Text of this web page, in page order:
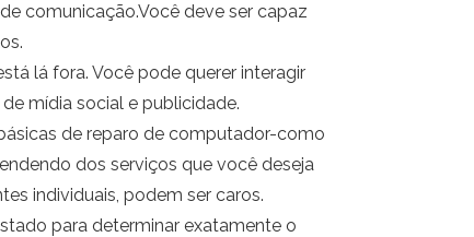
comunicação.Você deve ser capaz
lá fora. Você pode querer interagir
mídia social e publicidade.
de reparo de computador-como
dos serviços que você deseja
individuais, podem ser caros.
para determinar exatamente o